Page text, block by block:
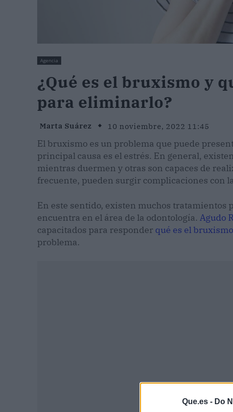
Que.es - Do
Agencia
¿Qué es el bruxismo y
para eliminarlo?
Marta Suárez 10 noviembre, 2022 11:45
El bruxismo es un problema que puede
principal causa es el estrés. En general,
mientras duermen y otras son capaces de
frecuente, pueden surgir complicaciones con
En este sentido, existen muchos
encuentra en el área de la odontología. Agudo
capacitados para responder qué es el bruxismo
problema.